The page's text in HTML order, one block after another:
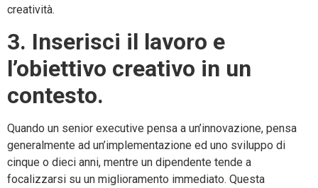
creatività.
3. Inserisci il lavoro e
l’obiettivo creativo in un
contesto.
Quando un senior executive pensa a un’innovazione, pensa
generalmente ad un’implementazione ed uno sviluppo di
cinque o dieci anni, mentre un dipendente tende a
focalizzarsi su un miglioramento immediato. Questa